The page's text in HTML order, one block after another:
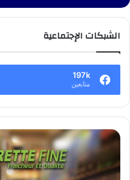
الشبكات الإجتماعية
197k
متابعين